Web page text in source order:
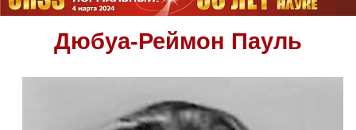
Дюбуа-Реймон Пауль